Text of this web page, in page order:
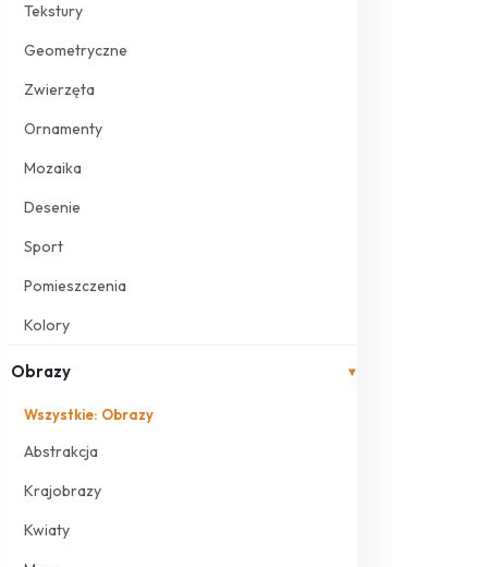
Tekstury
Geometryczne
Zwierzęta
Ornamenty
Mozaika
Desenie
Sport
Pomieszczenia
Kolory
Obrazy ▾
Wszystkie: Obrazy
Abstrakcja
Krajobrazy
Kwiaty